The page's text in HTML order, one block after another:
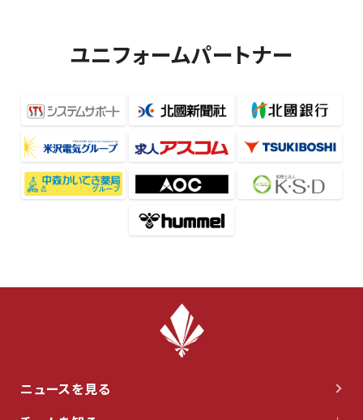
ユニフォームパートナー
ニュースを見る